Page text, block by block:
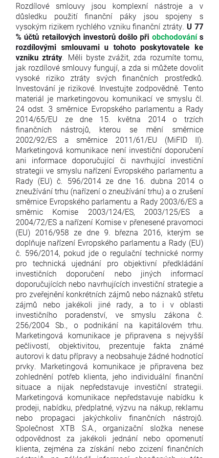
Rozdílové smlouvy jsou komplexní nástroje a v
důsledku použití finanční páky jsou spojeny s
vysokým rizikem rychlého vzniku finanční ztráty. U 77
% účtů retailových investorů došlo při obchodovánís
rozdílovými smlouvami u tohoto poskytovatele ke
vzniku ztráty. Měli byste zvážit, zda rozumíte tomu,
jak rozdílové smlouvy fungují, a zda si můžete dovolit
vysoké riziko ztráty svých finančních prostředků.
Investování je rizikové. Investujte zodpovědně. Tento
materiál je marketingovou komunikací ve smyslu čl.
24 odst. 3 směrnice Evropského parlamentu a Rady
2014/65/EU ze dne 15. května 2014 o trzích
finančních nástrojů, kterou se mění směrnice
2002/92/ES a směrnice 2011/61/EU (MiFID II).
Marketingová komunikace není investiční doporučení
ani informace doporučující či navrhující investiční
strategii ve smyslu nařízení Evropského parlamentu a
Rady (EU) č. 596/2014 ze dne 16. dubna 2014 o
zneužívání trhu (nařízení o zneužívání trhu) a o zrušení
směrnice Evropského parlamentu a Rady 2003/6/ES a
směrnic Komise 2003/124/ES, 2003/125/ES a
2004/72/ES a nařízení Komise v přenesené pravomoci
(EU) 2016/958 ze dne 9. března 2016, kterým se
doplňuje nařízení Evropského parlamentu a Rady (EU)
č. 596/2014, pokud jde o regulační technické normy
pro technická ujednání pro objektivní předkládání
investičních doporučení nebo jiných informací
doporučujících nebo navrhujících investiční strategie a
pro zveřejnění konkrétních zájmů nebo náznaků střetu
zájmů nebo jakékoli jiné rady, a to i v oblasti
investičního poradenství, ve smyslu zákona č.
256/2004 Sb., o podnikání na kapitálovém trhu.
Marketingová komunikace je připravena s nejvyšší
pečlivostí, objektivitou, prezentuje fakta známé
autorovi k datu přípravy a neobsahuje žádné hodnotící
prvky. Marketingová komunikace je připravena bez
zohlednění potřeb klienta, jeho individuální finanční
situace a nijak nepředstavuje investiční strategii.
Marketingová komunikace nepředstavuje nabídku k
prodeji, nabídku, předplatné, výzvu na nákup, reklamu
nebo propagaci jakýchkoliv finančních nástrojů.
Společnost XTB S.A., organizační složka nenese
odpovědnost za jakékoli jednání nebo opomenutí
klienta, zejména za získání nebo zcizení finančních